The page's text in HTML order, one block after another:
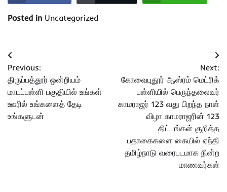
Posted in Uncategorized
Post
navigation
Previous:
திருப்பத்தூர் ஒன்றியம்
மாடப்பள்ளி பகுதியில் உங்கள்
ஊரில் உங்களைத் தேடி
உங்களுடன்
Next:
கோவைபுதூர் ஆஸ்ரம் மெட்ரிக்
பள்ளியில் பெருந்தலைவர்
காமராஜர் 123 வது பிறந்த நாள்
விழா காமராஜரின் 123
திட்டங்கள் குறித்த
பதாகைகளை கையில் ஏந்தி
தமிழ்நாடு வரைபடமாக நின்ற
மாணவர்கள்